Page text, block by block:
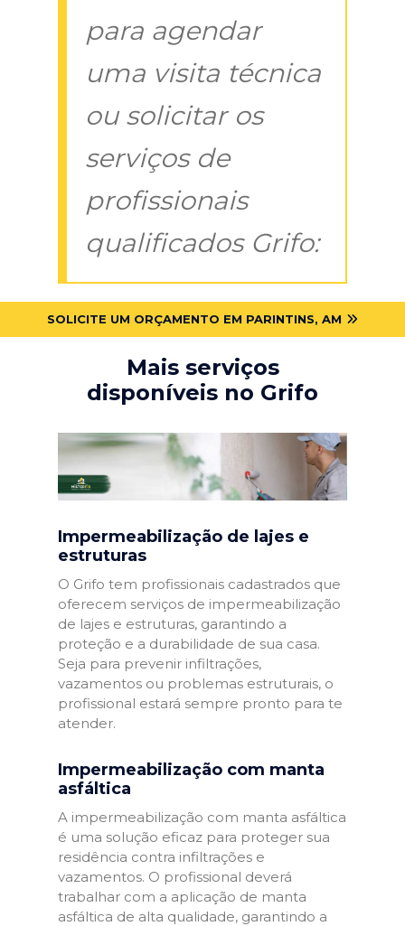
para agendar
uma visita técnica
ou solicitar os
serviços de
profissionais
qualificados Grifo:
SOLICITE UM ORÇAMENTO EM PARINTINS, AM
Mais serviços
disponíveis no Grifo
Impermeabilização de lajes e
estruturas
O Grifo tem profissionais cadastrados que
oferecem serviços de impermeabilização
de lajes e estruturas, garantindo a
proteção e a durabilidade de sua casa.
Seja para prevenir infiltrações,
vazamentos ou problemas estruturais, o
profissional estará sempre pronto para te
atender.
Impermeabilização com manta
asfáltica
A impermeabilização com manta asfáltica
é uma solução eficaz para proteger sua
residência contra infiltrações e
vazamentos. O profissional deverá
trabalhar com a aplicação de manta
asfáltica de alta qualidade, garantindo a